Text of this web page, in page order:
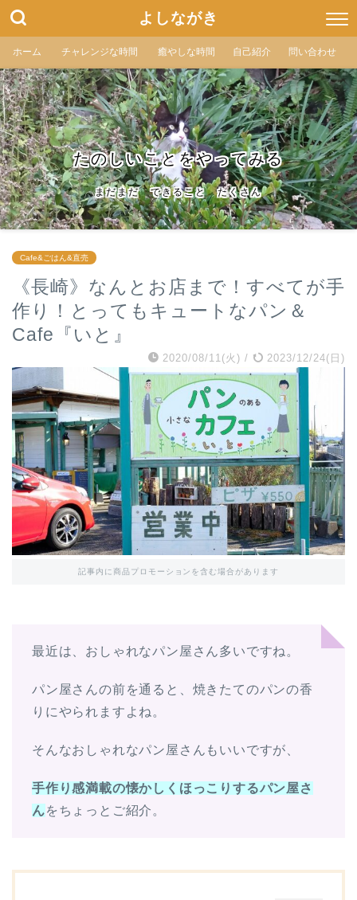
よしながき
ホーム チャレンジな時間 癒やしな時間 自己紹介 問い合わせ
たのしいことをやってみる
まだまだ できること たくさん
Cafe&ごはん&直売
《長崎》なんとお店まで！すべてが手
作り！とってもキュートなパン＆
Cafe『いと』
2020/08/11(火) / 2023/12/24(日)
記事内に商品プロモーションを含む場合があります
最近は、おしゃれなパン屋さん多いですね。
パン屋さんの前を通ると、焼きたてのパンの香
りにやられますよね。
そんなおしゃれなパン屋さんもいいですが、
手作り感満載の懐かしくほっこりするパン屋さ
んをちょっとご紹介。